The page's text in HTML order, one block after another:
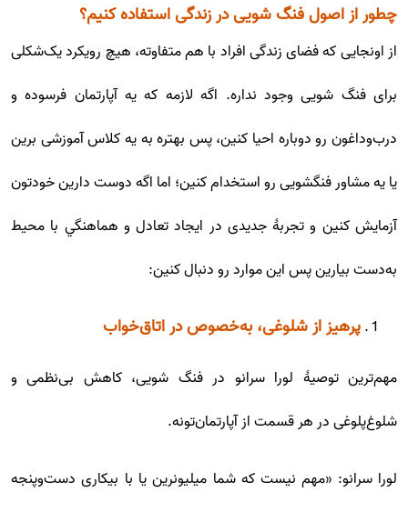
چطور از اصول فنگ شویی در زندگی استفاده کنیم؟
از اونجایی که فضای زندگی افراد با هم متفاوته، هیچ رویکرد یک‌‌شکلی
برای فنگ شویی وجود نداره. اگه لازمه که یه آپارتمان فرسوده و
درب‌وداغون رو دوباره احیا کنین، پس بهتره به یه کلاس آموزشی برین
یا یه مشاور فنگشویی رو استخدام کنین؛ اما اگه دوست دارین خودتون
آزمایش کنین و تجربۀ جدیدی در ایجاد تعادل و هماهنگي با محيط
به‌دست بیارین پس این موارد رو دنبال کنین:
پرهیز از شلوغی، به‌خصوص در اتاق‌خواب
مهم‌ترین توصیۀ لورا سرانو در فنگ شویی، کاهش بی‌نظمی و
شلوغ‌پلوغی در هر قسمت از آپارتمان‌تونه.
لورا سرانو: «مهم نیست که شما میلیونرین یا با بیکاری دست‌وپنجه